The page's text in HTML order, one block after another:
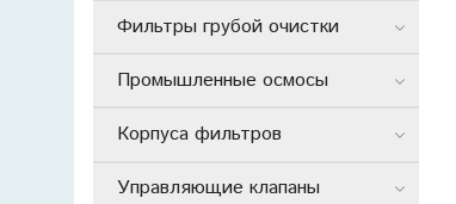
Фильтры грубой очистки
Промышленные осмосы
Корпуса фильтров
Управляющие клапаны